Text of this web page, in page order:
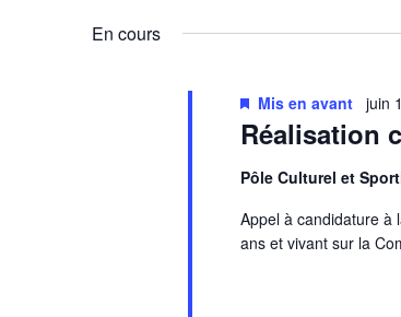
En cours
Réalisation
Mis en avant juin
Pôle Culturel et
Appel à candidature à
ans et vivant sur la